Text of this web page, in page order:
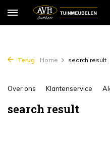
Terug Home search result
Over ons Klantenservice
search result